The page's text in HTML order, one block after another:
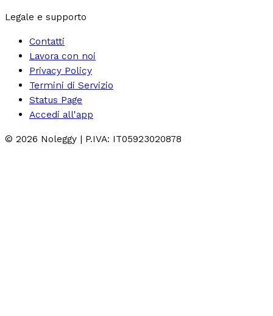
Legale e supporto
Contatti
Lavora con noi
Privacy Policy
Termini di Servizio
Status Page
Accedi all'app
© 2026 Noleggy | P.IVA: IT05923020878